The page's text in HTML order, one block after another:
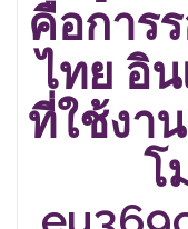
คือการ
ไทย อิ
ที่ใช้งา
โ